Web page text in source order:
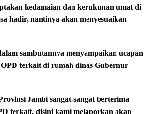
kedamaian dan kerukunan umat di
hadir, nantinya akan menyesuaikan
sambutannya menyampaikan ucapan
terkait di rumah dinas Gubernur
Jambi sangat-sangat berterima
terkait, disini kami melaporkan akan